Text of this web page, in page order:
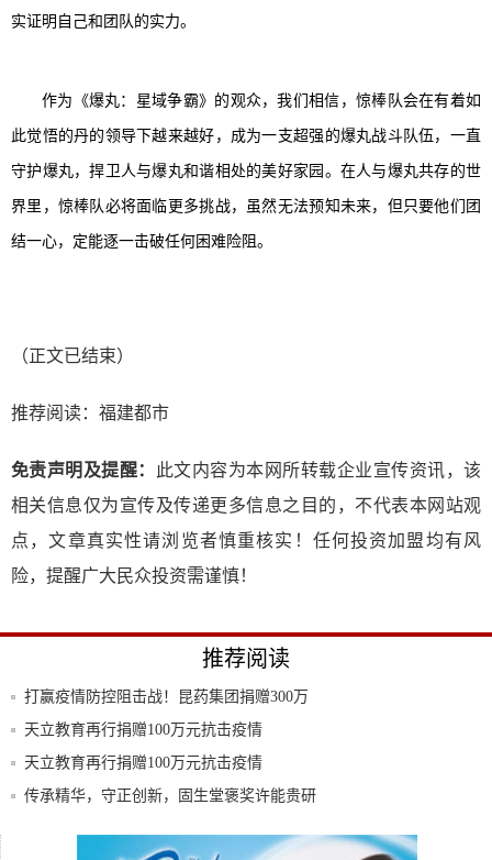
实证明自己和团队的实力。
作为《爆丸：星域争霸》的观众，我们相信，惊棒队会在有着如
此觉悟的丹的领导下越来越好，成为一支超强的爆丸战斗队伍，一直
守护爆丸，捍卫人与爆丸和谐相处的美好家园。在人与爆丸共存的世
界里，惊棒队必将面临更多挑战，虽然无法预知未来，但只要他们团
结一心， 定能逐一击破任何困难险阻。
（正文已结束）
推荐阅读： 福建都市
免责声明及提醒：
此文内容为本网所转载企业宣传资讯，该
相关信息仅为宣传及传递更多信息之目的，不代表本网站观
点，文章真实性请浏览者慎重核实！任何投资加盟均有风
险，提醒广大民众投资需谨慎！
推荐阅读
打赢疫情防控阻击战！昆药集团捐赠300万
现金
天立教育再行捐赠100万元抗击疫情
天立教育再行捐赠100万元抗击疫情
传承精华，守正创新，固生堂褒奖许能贵研